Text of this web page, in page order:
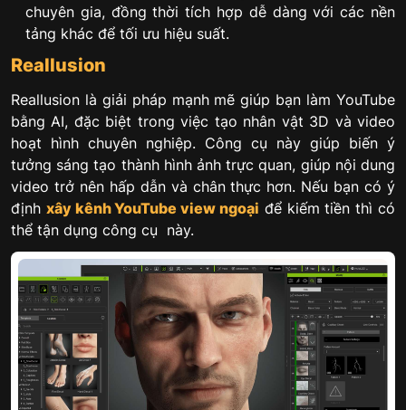
chuyên gia, đồng thời tích hợp dễ dàng với các nền
tảng khác để tối ưu hiệu suất.
Reallusion
Reallusion là giải pháp mạnh mẽ giúp bạn làm YouTube
bằng AI, đặc biệt trong việc tạo nhân vật 3D và video
hoạt hình chuyên nghiệp. Công cụ này giúp biến ý
tưởng sáng tạo thành hình ảnh trực quan, giúp nội dung
video trở nên hấp dẫn và chân thực hơn. Nếu bạn có ý
định xây kênh YouTube view ngoại để kiếm tiền thì có
thể tận dụng công cụ này.